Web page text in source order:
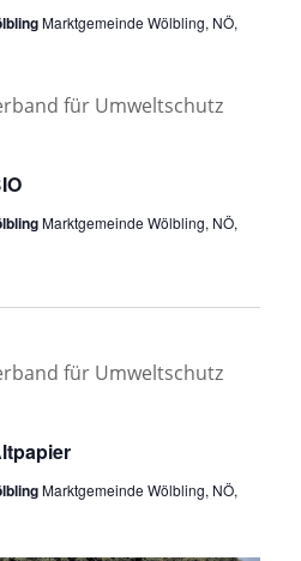
Marktgemeinde Wölbling, NÖ,
Marktgemeinde Wölbling, NÖ,
Marktgemeinde Wölbling, NÖ,